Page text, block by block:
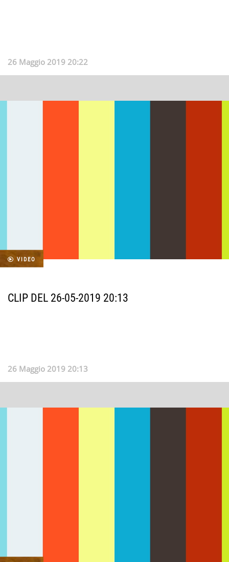
26 Maggio 2019 20:22
VIDEO
CLIP DEL 26-05-2019 20:13
26 Maggio 2019 20:13